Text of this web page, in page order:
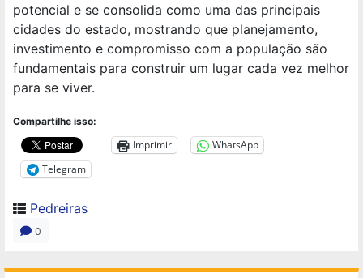
potencial e se consolida como uma das principais
cidades do estado, mostrando que planejamento,
investimento e compromisso com a população são
fundamentais para construir um lugar cada vez melhor
para se viver.
Compartilhe isso:
Imprimir
WhatsApp
Telegram
Pedreiras
0